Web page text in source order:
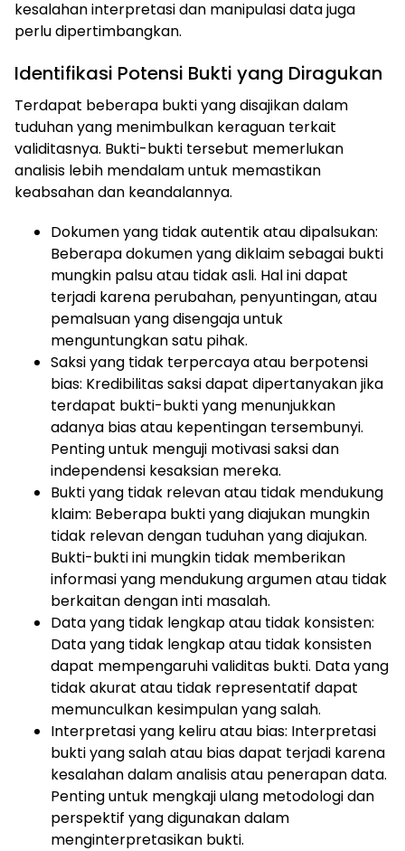
kesalahan interpretasi dan manipulasi data juga
perlu dipertimbangkan.
Identifikasi Potensi Bukti yang Diragukan
Terdapat beberapa bukti yang disajikan dalam
tuduhan yang menimbulkan keraguan terkait
validitasnya. Bukti-bukti tersebut memerlukan
analisis lebih mendalam untuk memastikan
keabsahan dan keandalannya.
Dokumen yang tidak autentik atau dipalsukan:
Beberapa dokumen yang diklaim sebagai bukti
mungkin palsu atau tidak asli. Hal ini dapat
terjadi karena perubahan, penyuntingan, atau
pemalsuan yang disengaja untuk
menguntungkan satu pihak.
Saksi yang tidak terpercaya atau berpotensi
bias: Kredibilitas saksi dapat dipertanyakan jika
terdapat bukti-bukti yang menunjukkan
adanya bias atau kepentingan tersembunyi.
Penting untuk menguji motivasi saksi dan
independensi kesaksian mereka.
Bukti yang tidak relevan atau tidak mendukung
klaim: Beberapa bukti yang diajukan mungkin
tidak relevan dengan tuduhan yang diajukan.
Bukti-bukti ini mungkin tidak memberikan
informasi yang mendukung argumen atau tidak
berkaitan dengan inti masalah.
Data yang tidak lengkap atau tidak konsisten:
Data yang tidak lengkap atau tidak konsisten
dapat mempengaruhi validitas bukti. Data yang
tidak akurat atau tidak representatif dapat
memunculkan kesimpulan yang salah.
Interpretasi yang keliru atau bias: Interpretasi
bukti yang salah atau bias dapat terjadi karena
kesalahan dalam analisis atau penerapan data.
Penting untuk mengkaji ulang metodologi dan
perspektif yang digunakan dalam
menginterpretasikan bukti.